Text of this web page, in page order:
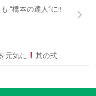
“橋本の達人”に!!
元気に 其の弍